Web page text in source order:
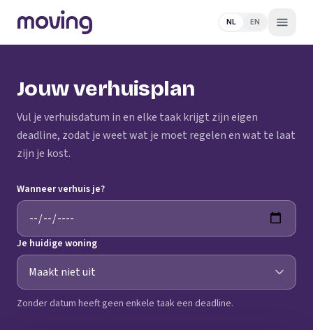
NL EN
Jouw verhuisplan
Vul je verhuisdatum in en elke taak krijgt zijn eigen
deadline, zodat je weet wat je moet regelen en wat te laat
zijn je kost.
Wanneer verhuis je?
Je huidige woning
Zonder datum heeft geen enkele taak een deadline.